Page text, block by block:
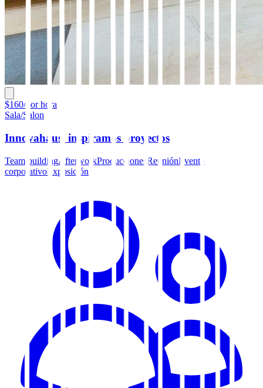
$160/por hora
Sala/Salon
Innovahaus, inspiramos proyectos
Team buildingAfterworkProducciones ReuniónEvento
corporativoExposición